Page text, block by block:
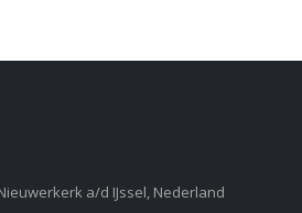
a/d IJssel, Nederland